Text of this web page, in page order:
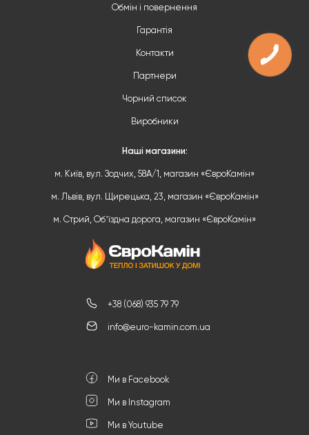
+38 (068) 935 79 79
info@euro-kamin.com.ua
Ми в Facebook
Ми в Instagram
Ми в Youtube
Обмін і повернення
Гарантія
Контакти
Партнери
Чорний список
Виробники
Наші магазини:
м. Київ, вул. Зодчих, 58А/1, магазин «ЄвроКамін»
м. Львів, вул. Щирецька, 23, магазин «ЄвроКамін»
м. Стрий, Обʼїздна дорога, магазин «ЄвроКамін»